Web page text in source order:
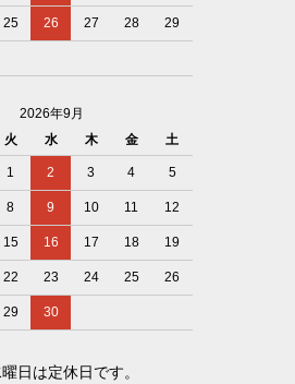
25 26 27 28 29
2026年9月
火 水 木 金 土
1 2 3 4 5
8 9 10 11 12
15 16 17 18 19
22 23 24 25 26
29 30
日は定休日です。